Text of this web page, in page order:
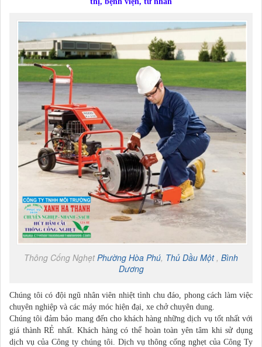
Thông Cống NghẹtPhường Hòa Phú, Thủ Dầu Một, Bình
Dương
Chúng tôi có đội ngũ nhân viên nhiệt tình chu đáo, phong cách làm việc
chuyên nghiệp và các máy móc hiện đại, xe chở chuyên dung.
Chúng tôi đảm bảo mang đến cho khách hàng những dịch vụ tốt nhất với
giá thành RẺ nhất. Khách hàng có thể hoàn toàn yên tâm khi sử dụng
dịch vụ của Công ty chúng tôi. Dịch vụ thông cống nghẹt của Công Ty